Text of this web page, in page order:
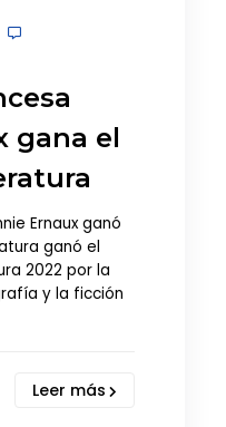
gana el
Ernaux ganó
ganó el
2022 por la
y la ficción
Leer más